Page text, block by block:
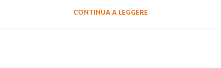
CONTINUA A LEGGERE